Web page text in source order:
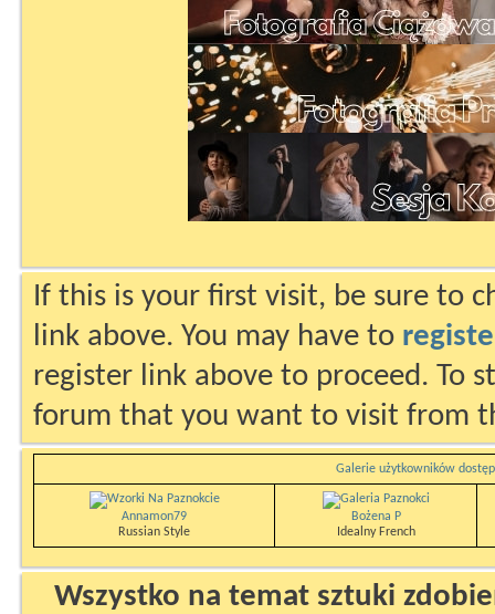
If this is your first visit, be sure to
link above. You may have to
register link above to proceed. To
forum that you want to visit from
Galerie użytkowników
Annamon79
Russian Style
Bożena P
Idealny French
Wszystko na temat sztuki